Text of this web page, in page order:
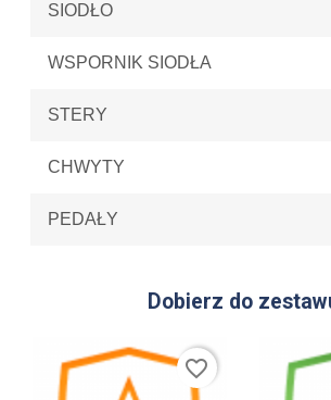
SIODŁO
WSPORNIK SIODŁA
STERY
CHWYTY
PEDAŁY
Dobierz do
favorite_border